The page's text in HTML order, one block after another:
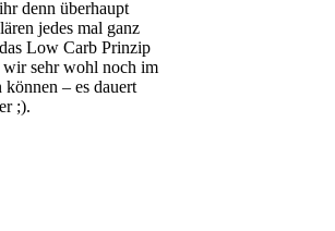
denn überhaupt
jedes mal ganz
Low Carb Prinzip
sehr wohl noch im
– es dauert
;).